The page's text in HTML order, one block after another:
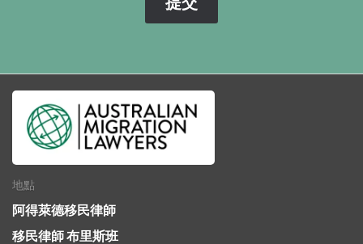
地點
阿得萊德移民律師
移民律師 布里斯班